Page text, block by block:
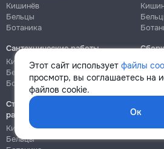
Этот сайт использует файлы
просмотр, вы соглашаетесь на
файлов cookie.
Ок
Кишинёв
Бельцы
Ботаника
Сантехнические работы
Кишинёв
Бельцы
Ботаника
Строительно-монтажные
работы
Кишинёв
Бельцы